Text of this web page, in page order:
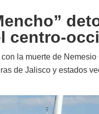
centro-
la muerte de
de Jalisco y estados